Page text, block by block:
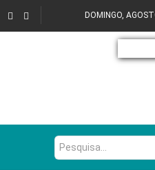
DOMINGO,
Pesquisa...